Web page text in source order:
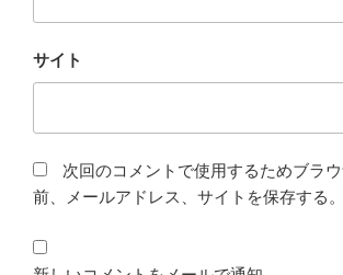
サイト
次回のコメントで使用するためブラ
前、メールアドレス、サイトを保存する。